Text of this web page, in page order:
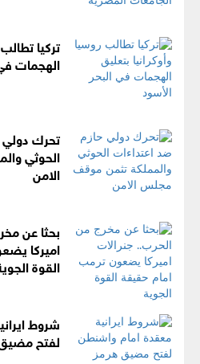
تركيا
الهجمات
تحرك دولي
الحوثي
الامن
بحثا عن
اميركا
القوة
شروط
لفتح